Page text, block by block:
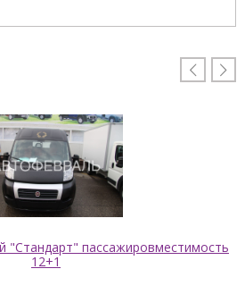
 
"Стандарт" пассажировместимость
12+1